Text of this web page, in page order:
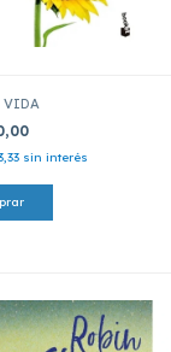
sin interés